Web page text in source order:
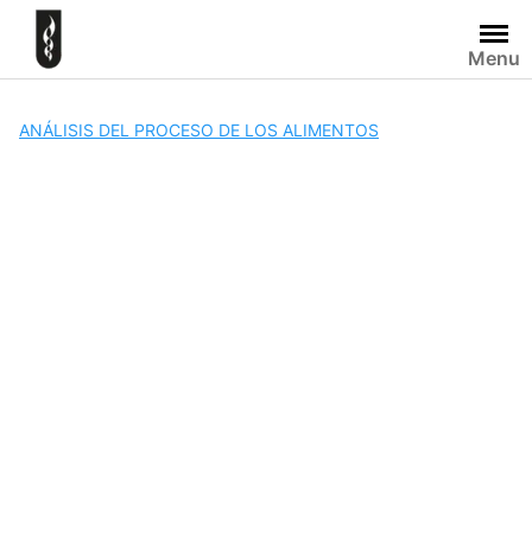
Skip
content
Menu
ANÁLISIS DEL PROCESO DE LOS ALIMENTOS